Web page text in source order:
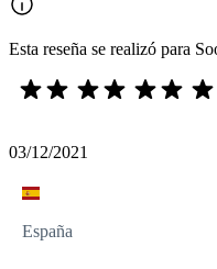
Esta reseña se realizó para
03/12/2021
España